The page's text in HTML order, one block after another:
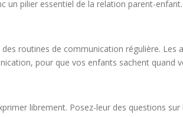
un pilier essentiel de la relation parent-enfant.
routines de communication régulière.
pour que vos enfants sachent quand
librement. Posez-leur des questions